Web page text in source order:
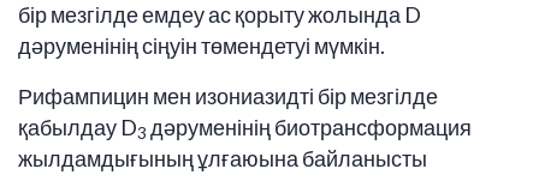
бір мезгілде емдеу ас қорыту жолында D
дәруменінің сіңуін төмендетуі мүмкін.
Рифампицин мен изониазидті бір мезгілде
қабылдау D3 дәруменінің биотрансформация
жылдамдығының ұлғаюына байланысты